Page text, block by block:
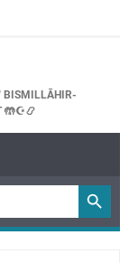
BISMILLĀHIR-
🤲☪📿